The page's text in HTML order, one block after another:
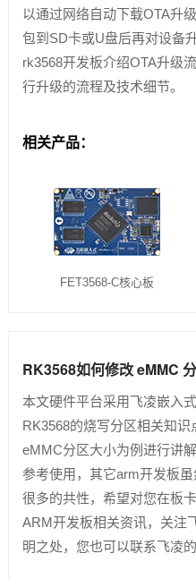
以通过网络自动下载OTA升
包到SD卡或U盘后再对设备
rk3568开发板介绍OTA升级
行升级的流程及技术细节。
相关产品：
FET3568-C核心板
RK3568如何修改 eMMC
本文硬件平台采用飞凌嵌入
RK3568的烧写分区相关知
eMMC分区大小为例进行讲
参考使用，其它arm开发板
很多的共性，希望对您在板
ARM开发板相关资讯，关注
明之处，您也可以联系飞凌